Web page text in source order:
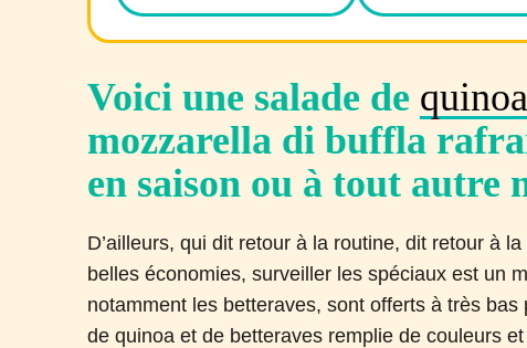
Voici une salade de quinoa
mozzarella di buffla
en saison ou à tout autre
D’ailleurs, qui dit retour à la routine, dit retour à
belles économies, surveiller les spéciaux est un
notamment les betteraves, sont offerts à très
de quinoa et de betteraves remplie de couleurs